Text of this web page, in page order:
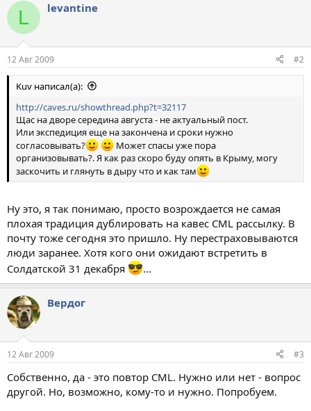
L levantine
12 Авг 2009 #2
Kuv написал(а):
http://caves.ru/showthread.php?t=32117
Щас на дворе середина августа - не актуальный пост.
Или экспедиция еще на закончена и сроки нужно
согласовывать?
Может спасы уже пора
организовывать?. Я как раз скоро буду опять в Крыму, могу
заскочить и глянуть в дыру что и как там
Ну это, я так понимаю, просто возрождается не самая
плохая традиция дублировать на кавес CML рассылку. В
почту тоже сегодня это пришло. Ну перестраховываются
люди заранее. Хотя кого они ожидают встретить в
Солдатской 31 декабря
...
Вердог
12 Авг 2009 #3
Собственно, да - это повтор CML. Нужно или нет - вопрос
другой. Но, возможно, кому-то и нужно. Попробуем.